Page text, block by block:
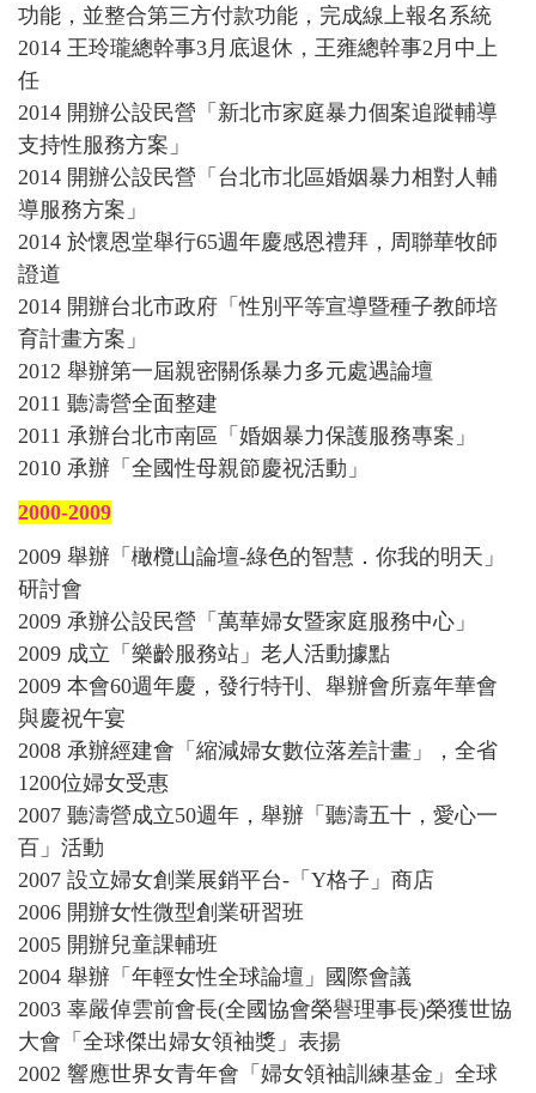
功能，並整合第三方付款功能，完成線上報名系統
2014 王玲瓏總幹事3月底退休，王雍總幹事2月中上
任
2014 開辦公設民營「新北市家庭暴力個案追蹤輔導
支持性服務方案」
2014 開辦公設民營「台北市北區婚姻暴力相對人輔
導服務方案」
2014 於懷恩堂舉行65週年慶感恩禮拜，周聯華牧師
證道
2014 開辦台北市政府「性別平等宣導暨種子教師培
育計畫方案」
2012 舉辦第一屆親密關係暴力多元處遇論壇
2011 聽濤營全面整建
2011 承辦台北市南區「婚姻暴力保護服務專案」
2010 承辦「全國性母親節慶祝活動」
2000-2009
2009 舉辦「橄欖山論壇-綠色的智慧．你我的明天」
研討會
2009 承辦公設民營「萬華婦女暨家庭服務中心」
2009 成立「樂齡服務站」老人活動據點
2009 本會60週年慶，發行特刊、舉辦會所嘉年華會
與慶祝午宴
2008 承辦經建會「縮減婦女數位落差計畫」，全省
1200位婦女受惠
2007 聽濤營成立50週年，舉辦「聽濤五十，愛心一
百」活動
2007 設立婦女創業展銷平台-「Y格子」商店
2006 開辦女性微型創業研習班
2005 開辦兒童課輔班
2004 舉辦「年輕女性全球論壇」國際會議
2003 辜嚴倬雲前會長(全國協會榮譽理事長)榮獲世協
大會「全球傑出婦女領袖獎」表揚
2002 響應世界女青年會「婦女領袖訓練基金」全球